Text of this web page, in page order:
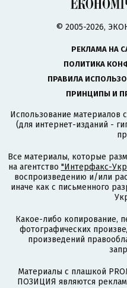
© 2005-2026,
РЕКЛАМА НА
ПОЛИТИКА
ПРАВИЛА
ПРИНЦИПЫ И
Использование материалов
(для интернет-изданий -
Все материалы, которые
на агентство "Интерфакс-
воспроизведению и/или
иначе как с письменного
Какое-либо копирование,
фотографических
произведений
Материалы с плашкой
ПОЗИЦИЯ являются